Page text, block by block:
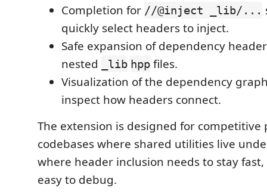
Completion for //@inject _lib/...
quickly select headers to inject.
Safe expansion of dependency
nested
_lib hpp files.
Visualization of the dependency
inspect how headers connect.
The extension is designed for
codebases where shared utilities live
where header inclusion needs to stay
easy to debug.